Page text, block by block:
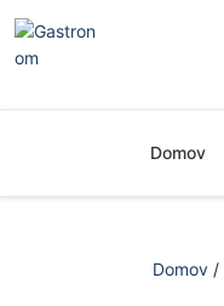
na
obsah
Domov
Domov /